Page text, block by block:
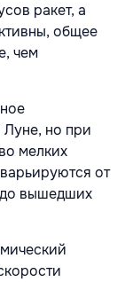
ракет, а
общее
чем
Луне, но при
мелких
от
вышедших